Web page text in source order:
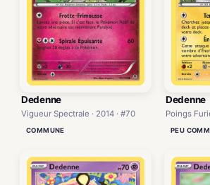
Dedenne
Vigueur Spectrale · 2014 · #70
COMMUNE
Dedenne
Poings
PEU